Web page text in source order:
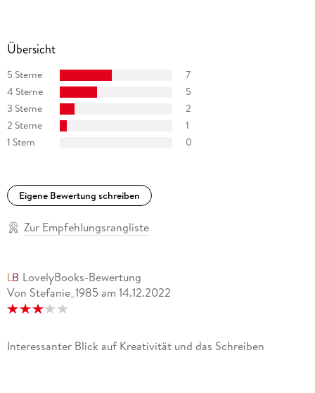
Übersicht
5 Sterne
7
4 Sterne
5
3 Sterne
2
2 Sterne
1
1 Stern
0
Eigene Bewertung schreiben
Zur Empfehlungsrangliste
LovelyBooks-Bewertung
Von Stefanie_1985 am 14.12.2022
Interessanter Blick auf Kreativität und das Schreiben